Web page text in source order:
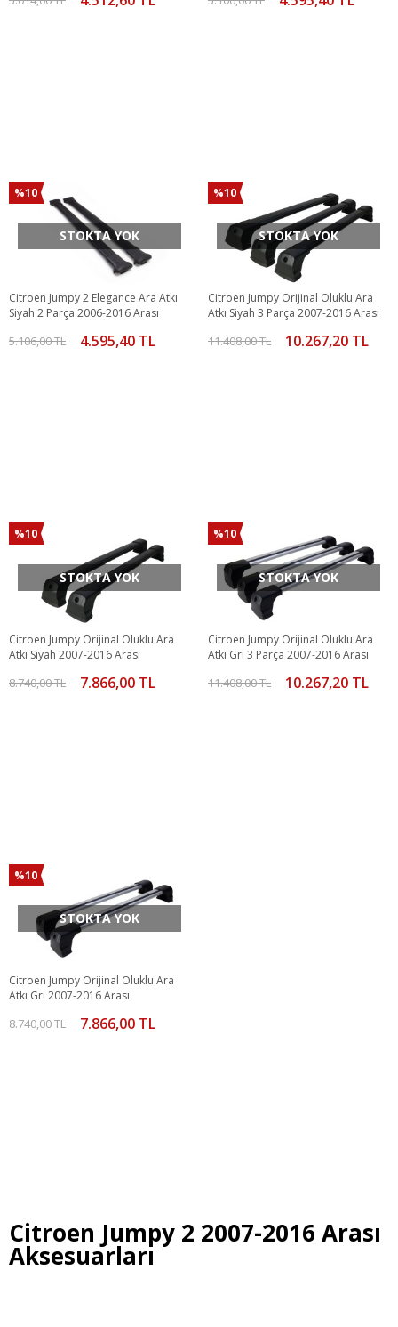
%10
STOKTA YOK
Citroen Jumpy 2 Elegance Ara Atkı
Siyah 2 Parça 2006-2016 Arası
5.106,00 TL 4.595,40 TL
%10
STOKTA YOK
Citroen Jumpy Orijinal Oluklu Ara
Atkı Siyah 3 Parça 2007-2016 Arası
11.408,00 TL 10.267,20 TL
%10
STOKTA YOK
Citroen Jumpy Orijinal Oluklu Ara
Atkı Siyah 2007-2016 Arası
8.740,00 TL 7.866,00 TL
%10
STOKTA YOK
Citroen Jumpy Orijinal Oluklu Ara
Atkı Gri 3 Parça 2007-2016 Arası
11.408,00 TL 10.267,20 TL
%10
STOKTA YOK
Citroen Jumpy Orijinal Oluklu Ara
Atkı Gri 2007-2016 Arası
8.740,00 TL 7.866,00 TL
Citroen Jumpy 2 2007-2016 Arası
Aksesuarları